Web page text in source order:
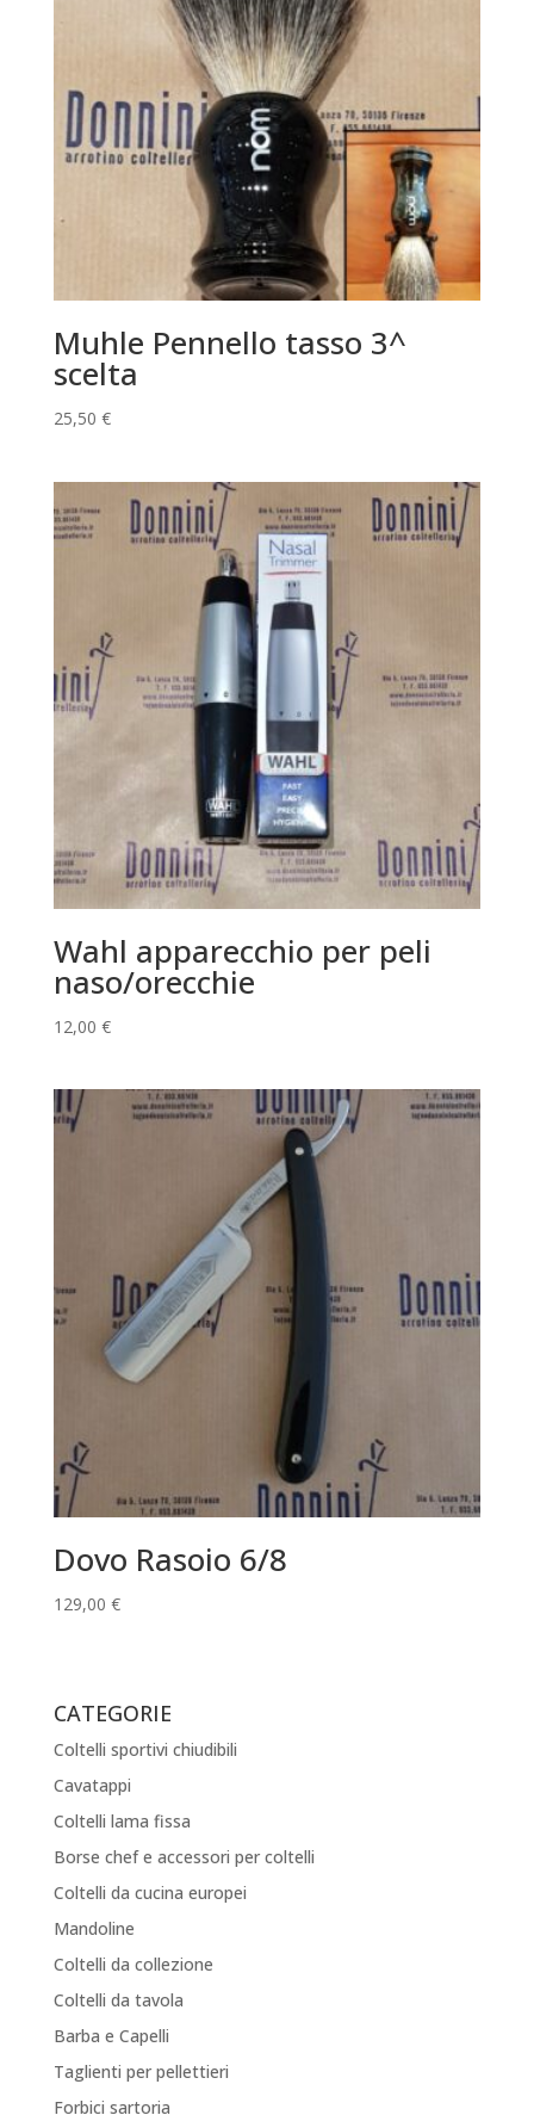
Muhle Pennello tasso 3^
scelta
25,50 €
Wahl apparecchio per peli
naso/orecchie
12,00 €
Dovo Rasoio 6/8
129,00 €
CATEGORIE
Coltelli sportivi chiudibili
Cavatappi
Coltelli lama fissa
Borse chef e accessori per coltelli
Coltelli da cucina europei
Mandoline
Coltelli da collezione
Coltelli da tavola
Barba e Capelli
Taglienti per pellettieri
Forbici sartoria